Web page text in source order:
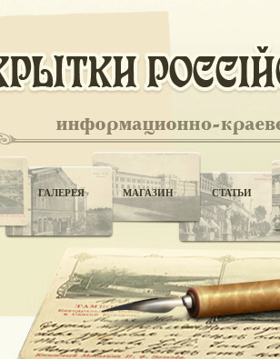
ГАЛЕРЕЯ МАГАЗИН СТАТЬИ